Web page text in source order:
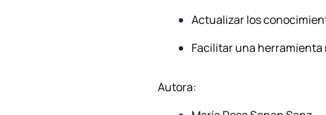
Actualizar los
Facilitar una herramienta
Autora: